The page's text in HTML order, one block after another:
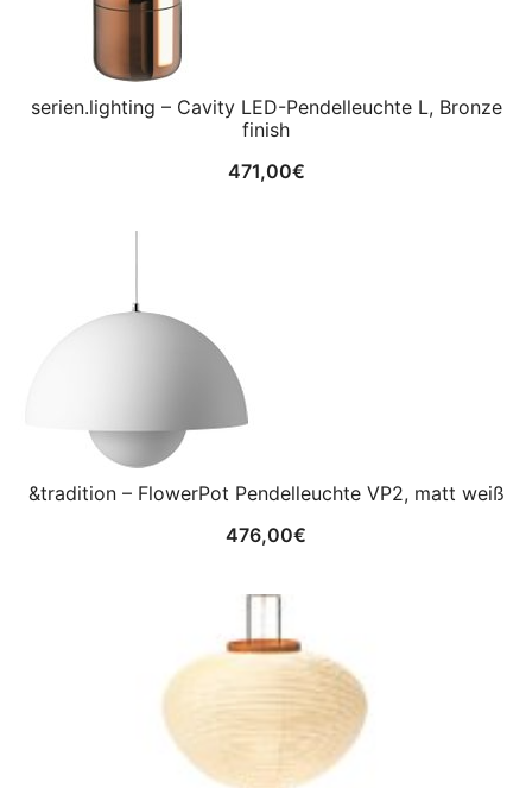
serien.lighting – Cavity LED-Pendelleuchte L, Bronze
finish
471,00€
&tradition – FlowerPot Pendelleuchte VP2, matt weiß
476,00€